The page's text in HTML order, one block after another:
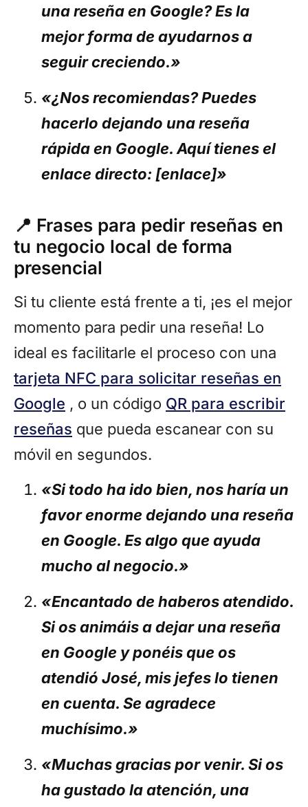
una reseña en Google? Es la
mejor forma de ayudarnos a
seguir creciendo.»
«¿Nos recomiendas? Puedes
hacerlo dejando una reseña
rápida en Google. Aquí tienes el
enlace directo: [enlace]»
📍 Frases para pedir reseñas en
tu negocio local de forma
presencial
Si tu cliente está frente a ti, ¡es el mejor
momento para pedir una reseña! Lo
ideal es facilitarle el proceso con una
tarjeta NFC para solicitar reseñas en
Google , o un código QR para escribir
reseñas que pueda escanear con su
móvil en segundos.
«Si todo ha ido bien, nos haría un
favor enorme dejando una reseña
en Google. Es algo que ayuda
mucho al negocio.»
«Encantado de haberos atendido.
Si os animáis a dejar una reseña
en Google y ponéis que os
atendió José, mis jefes lo tienen
en cuenta. Se agradece
muchísimo.»
«Muchas gracias por venir. Si os
ha gustado la atención, una